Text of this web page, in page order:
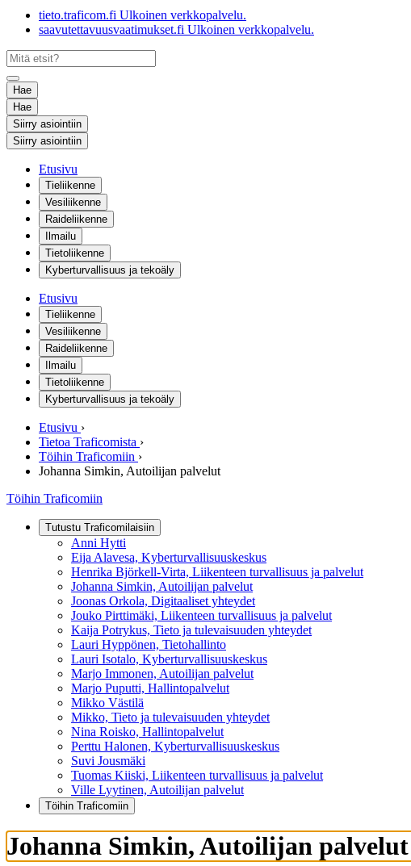
tieto.traficom.fi Ulkoinen verkkopalvelu.
saavutettavuusvaatimukset.fi Ulkoinen verkkopalvelu.
Hae
Hae
Siirry asiointiin
Siirry asiointiin
Etusivu
Tieliikenne
Vesiliikenne
Raideliikenne
Ilmailu
Tietoliikenne
Kyberturvallisuus ja tekoäly
Etusivu
Tieliikenne
Vesiliikenne
Raideliikenne
Ilmailu
Tietoliikenne
Kyberturvallisuus ja tekoäly
Etusivu ›
Tietoa Traficomista ›
Töihin Traficomiin ›
Johanna Simkin, Autoilijan palvelut
Töihin Traficomiin
Tutustu Traficomilaisiin
Anni Hytti
Eija Alavesa, Kyberturvallisuuskeskus
Henrika Björkell-Virta, Liikenteen turvallisuus ja palvelut
Johanna Simkin, Autoilijan palvelut
Joonas Orkola, Digitaaliset yhteydet
Jouko Pirttimäki, Liikenteen turvallisuus ja palvelut
Kaija Potrykus, Tieto ja tulevaisuuden yhteydet
Lauri Hyppönen, Tietohallinto
Lauri Isotalo, Kyberturvallisuuskeskus
Marjo Immonen, Autoilijan palvelut
Marjo Puputti, Hallintopalvelut
Mikko Västilä
Mikko, Tieto ja tulevaisuuden yhteydet
Nina Roisko, Hallintopalvelut
Perttu Halonen, Kyberturvallisuuskeskus
Suvi Jousmäki
Tuomas Kiiski, Liikenteen turvallisuus ja palvelut
Ville Lyytinen, Autoilijan palvelut
Töihin Traficomiin
Johanna Simkin, Autoilijan palvelut